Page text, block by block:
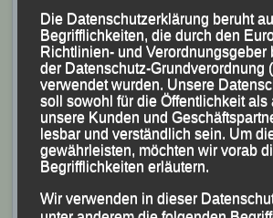
Torsten Weinert (stehend 2. v.re.),
Spechter (hinten re.), der
Eintracht Passau Elisabeth Wolf (5.
Stefanie Auer (6. v.re.), Schirmherr
(2. v.li.) und dem DJK-
Siegfried Kapfer (1.v.li.)
Foto Ski-Abteilung
Vor der Siegerehrung, zu der Ski-
Die Datenschutzerklärung beruht
Begrifflichkeiten, die durch den
Richtlinien- und Verordnungsgeber
der Datenschutz-Grundverordnung
verwendet wurden. Unsere
soll sowohl für die Öffentlichkeit als
unsere Kunden und
lesbar und verständlich sein. Um
gewährleisten, möchten wir vorab
Begrifflichkeiten erläutern.
Wir verwenden in dieser